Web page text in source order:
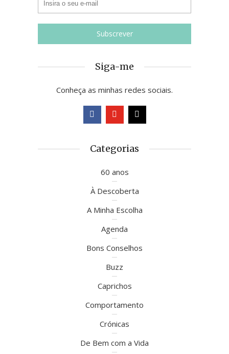
Siga-me
Conheça as minhas redes sociais.
Categorias
60 anos
À Descoberta
A Minha Escolha
Agenda
Bons Conselhos
Buzz
Caprichos
Comportamento
Crónicas
De Bem com a Vida